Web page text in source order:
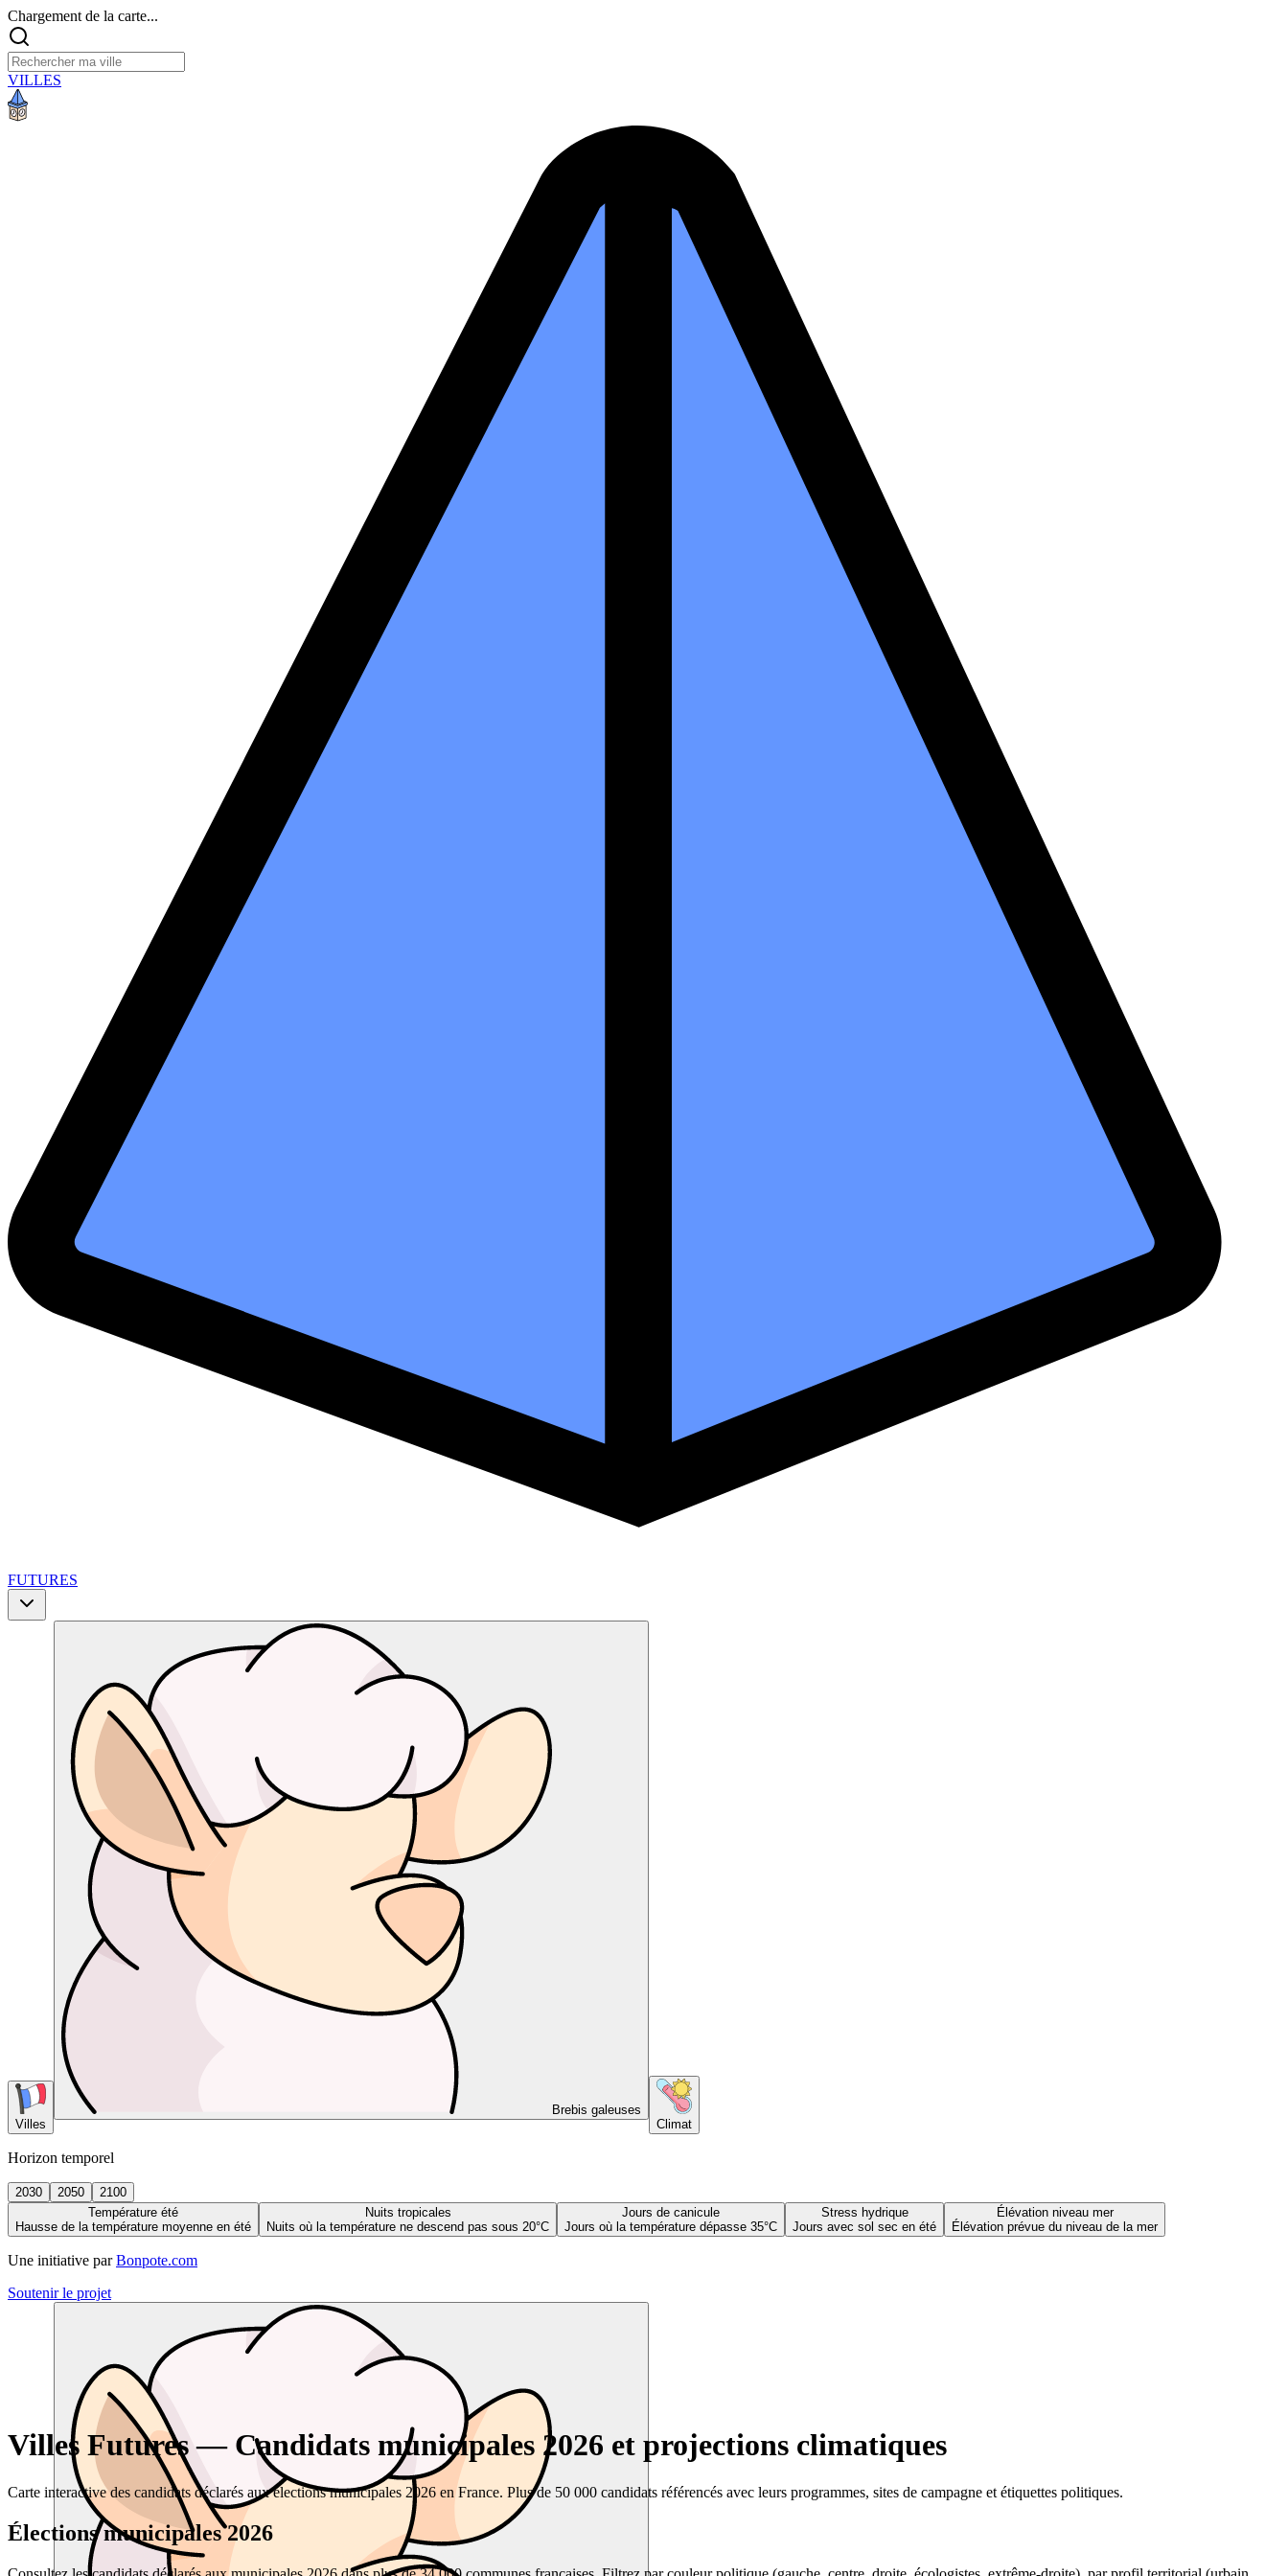
Chargement de la carte...
VILLES
FUTURES
Villes
Brebis galeuses
Climat
Horizon temporel
2030 2050
2100
Température été
Hausse de la température moyenne en été
Nuits tropicales
Nuits où la température ne descend pas sous 20°C
Jours de canicule
Jours où la température dépasse 35°C
Stress hydrique
Jours avec sol sec en été
Élévation niveau mer
Élévation prévue du niveau de la mer
Une initiative par Bonpote.com
Soutenir le projet
Villes Futures — Candidats municipales 2026 et projections climatiques
Carte interactive des candidats déclarés aux élections municipales 2026 en France. Plus de 50 000 candidats référencés avec leurs programmes, sites de campagne et étiquettes politiques.
Élections municipales 2026